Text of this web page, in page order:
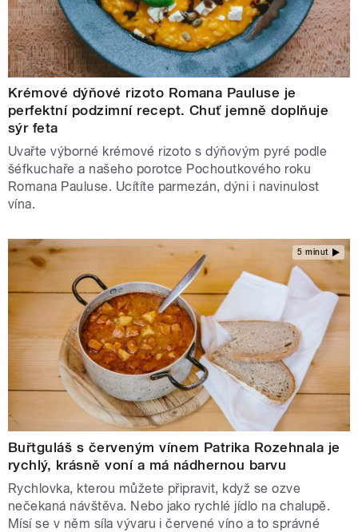
Krémové dýňové rizoto Romana Pauluse je
perfektní podzimní recept. Chuť jemně doplňuje
sýr feta
Uvařte výborné krémové rizoto s dýňovým pyré podle
šéfkuchaře a našeho porotce Pochoutkového roku
Romana Pauluse. Ucítíte parmezán, dýni i navinulost
vína.
5 minut
Buřtguláš s červeným vínem Patrika Rozehnala je
rychlý, krásně voní a má nádhernou barvu
Rychlovka, kterou můžete připravit, když se ozve
nečekaná návštěva. Nebo jako rychlé jídlo na chalupě.
Mísí se v něm síla vývaru i červené víno a to správné